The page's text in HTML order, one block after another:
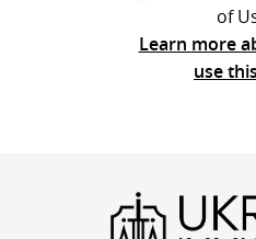
of
Learn more
use